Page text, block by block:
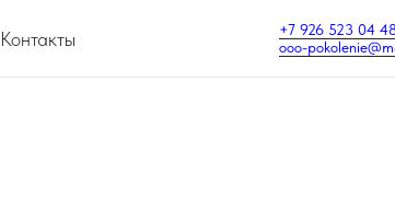
Контакты
+7 926 523 04
ooo-